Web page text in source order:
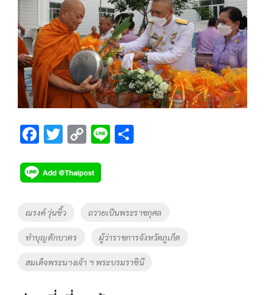
F
e
b
o
o
k
T
tt
er
C
p
y
Li
Li
Tags
ณรงค์ วุ่นซิ้ว ถวายเป็นพระราชกุศล
ทำบุญตักบาตร ผู้ว่าราชการจังหวัดภูเก็ต
สมเด็จพระนางเจ้า ฯ พระบรมราชินี